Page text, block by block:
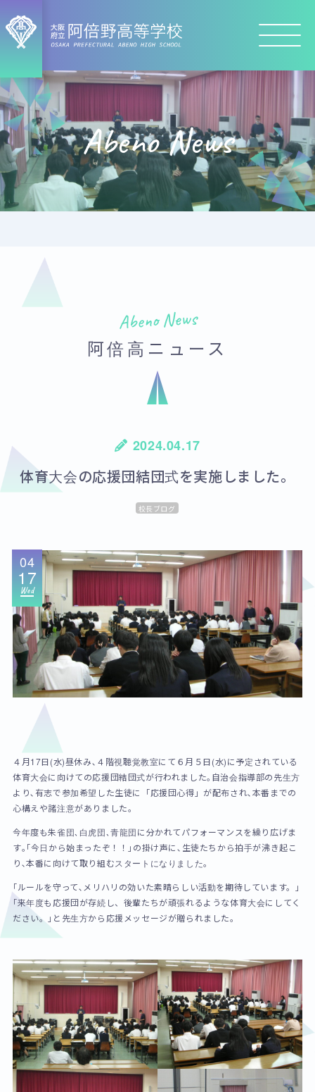
Abeno News
Abeno News
阿倍高ニュース
2024.04.17
体育大会の応援団結団式を実施しました。
校長ブログ
04
17
Wed
４月17日(水)昼休み､４階視聴覚教室にて６月５日(水)に予定されている
体育大会に向けての応援団結団式が行われました｡自治会指導部の先生方
より､有志で参加希望した生徒に「応援団心得」が配布され､本番までの
心構えや諸注意がありました｡
今年度も朱雀団､白虎団､青龍団に分かれてパフォーマンスを繰り広げま
す｡｢今日から始まったぞ！！｣の掛け声に､生徒たちから拍手が沸き起こ
り､本番に向けて取り組むスタートになりました｡
｢ルールを守って､メリハリの効いた素晴らしい活動を期待しています。｣
｢来年度も応援団が存続し、後輩たちが頑張れるような体育大会にしてく
ださい。｣と先生方から応援メッセージが贈られました。